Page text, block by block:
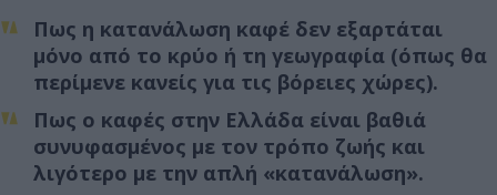
Πως η κατανάλωση καφέ δεν εξαρτάται
μόνο από το κρύο ή τη γεωγραφία (όπως θα
περίμενε κανείς για τις βόρειες χώρες).
Πως ο καφές στην Ελλάδα είναι βαθιά
συνυφασμένος με τον τρόπο ζωής και
λιγότερο με την απλή «κατανάλωση».